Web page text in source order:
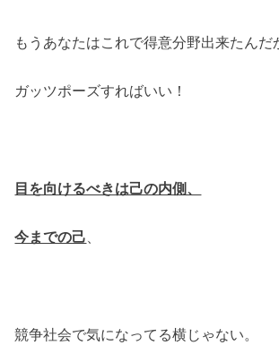
もうあなたはこれで得意分野出来たんだ
ガッツポーズすればいい！
目を向けるべきは己の内側、
今までの己
競争社会で気になってる横じゃない。